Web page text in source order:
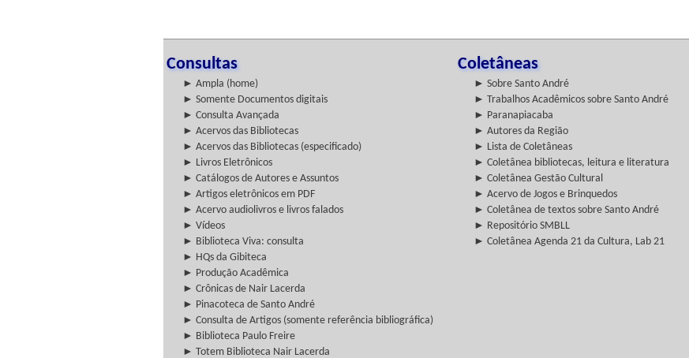
Consultas Coletâneas
► Ampla (home) ► Sobre Santo André
► Somente Documentos digitais
► Trabalhos Acadêmicos sobre Santo André
► Consulta Avançada
► Paranapiacaba
► Acervos das Bibliotecas
► Autores da Região
► Acervos das Bibliotecas (especificado)
► Lista de Coletâneas
► Livros Eletrônicos
► Coletânea bibliotecas, leitura e literatura
► Catálogos de Autores e Assuntos
► Coletânea Gestão Cultural
► Artigos eletrônicos em PDF
► Acervo de Jogos e Brinquedos
► Acervo audiolivros e livros falados
► Coletânea de textos sobre Santo André
► Vídeos
► Repositório SMBLL
► Biblioteca Viva: consulta
► Coletânea Agenda 21 da Cultura, Lab 21
► HQs da Gibiteca
► Produção Acadêmica
► Crônicas de Nair Lacerda
► Pinacoteca de Santo André
► Consulta de Artigos (somente referência bibliográfica)
► Biblioteca Paulo Freire
► Totem Biblioteca Nair Lacerda